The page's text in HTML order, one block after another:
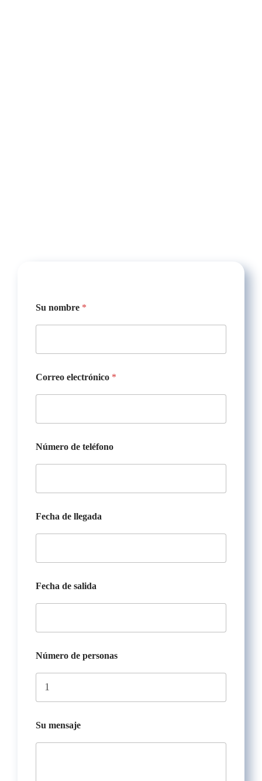
Su nombre *
Correo electrónico *
Número de teléfono
Fecha de llegada
o
o
R
F
c
a
Fecha de salida
Número de personas
Su mensaje